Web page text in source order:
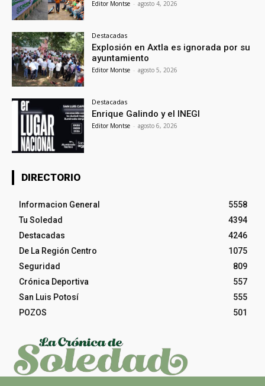
Editor Montse - agosto 4, 2026
Destacadas
Explosión en Axtla es ignorada por su
ayuntamiento
Editor Montse - agosto 5, 2026
Destacadas
Enrique Galindo y el INEGI
Editor Montse - agosto 6, 2026
DIRECTORIO
Informacion General
5558
Tu Soledad
4394
Destacadas
4246
De La Región Centro
1075
Seguridad
809
Crónica Deportiva
557
San Luis Potosí
555
POZOS
501